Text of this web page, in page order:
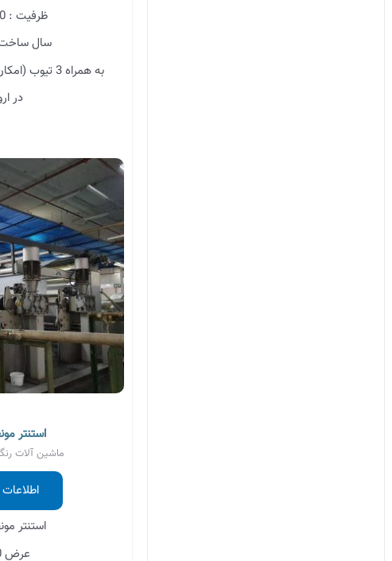
ظرفیت : 450 کیلو
سال ساخت :
به همراه 3 تیوب (امکان استفاده تک تیوب)
در
استنتر
ماشین آلات
استنتر
عرض 320